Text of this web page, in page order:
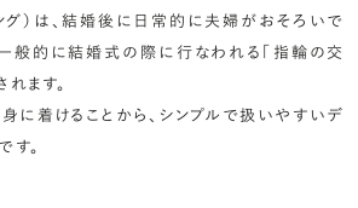
グ）は、結婚後に日常的に夫婦がおそろいで
般的に結婚式の際に行なわれる「指輪の交
ます。
に着けることから、シンプルで扱いやすいデ
す。